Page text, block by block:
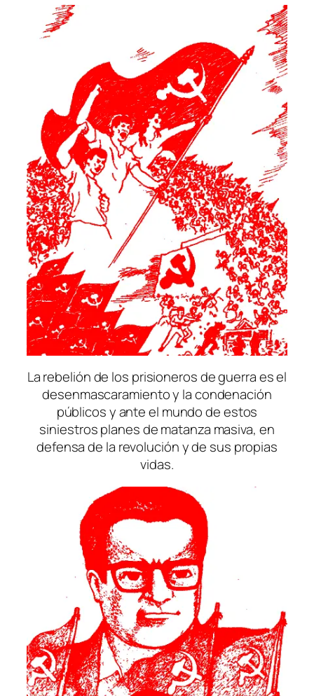
La rebelión de los prisioneros de guerra es el
desenmascaramiento y la condenación
públicos y ante el mundo de estos
siniestros planes de matanza masiva, en
defensa de la revolución y de sus propias
vidas.